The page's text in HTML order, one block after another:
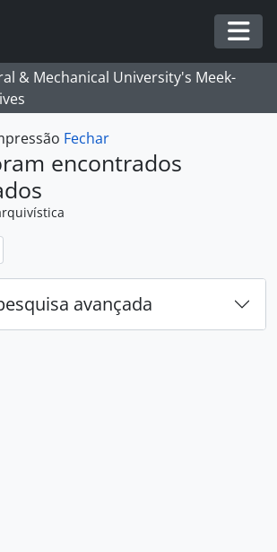
& Mechanical University's Meek-
Fechar
encontrados
avançada